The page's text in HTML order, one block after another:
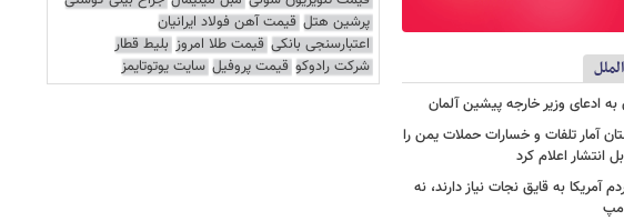
به ادعای وزیر خارجه پیشین آلمان
آمار تلفات و خسارات حملات یمن را
انتشار اعلام کرد
آمریکا به قایق نجات نیاز دارند، نه
پرشین هتل قیمت آهن فولاد ایرانیان
اعتبارسنجی بانکی قیمت طلا امروز بلیط قطار
شرکت رادوکو قیمت پروفیل سایت یوتوتایمز